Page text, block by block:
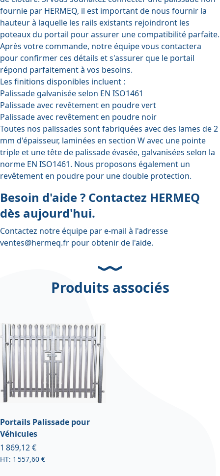
fournie par HERMEQ, il est important de nous fournir la
hauteur à laquelle les rails existants rejoindront les
poteaux du portail pour assurer une compatibilité parfaite.
Après votre commande, notre équipe vous contactera
pour confirmer ces détails et s'assurer que le portail
répond parfaitement à vos besoins.
Les finitions disponibles incluent :
Palissade galvanisée selon EN ISO1461
Palissade avec revêtement en poudre vert
Palissade avec revêtement en poudre noir
Toutes nos palissades sont fabriquées avec des lames de 2
mm d'épaisseur, laminées en section W avec une pointe
triple et une tête de palissade évasée, galvanisées selon la
norme EN ISO1461. Nous proposons également un
revêtement en poudre pour une double protection.
Besoin d'aide ? Contactez HERMEQ
dès aujourd'hui.
Contactez notre équipe par e-mail à l'adresse
ventes@hermeq.fr pour obtenir de l'aide.
Produits associés
Portails Palissade pour
Véhicules
À partir de
1 869,12 €
1 557,60 €